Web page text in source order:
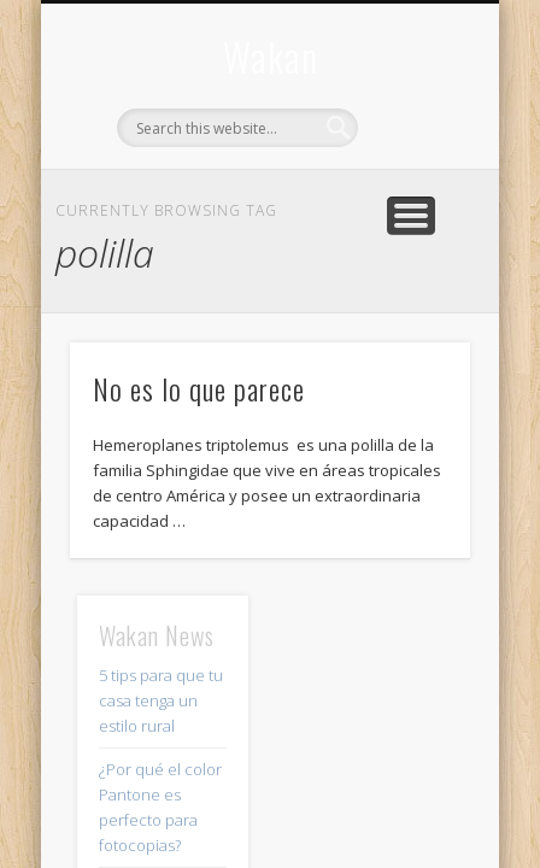
CURRENTLY BROWSING TAG
polilla
No es lo que parece
Hemeroplanes triptolemus es una polilla de la
familia Sphingidae que vive en áreas tropicales
de centro América y posee un extraordinaria
capacidad …
Wakan News
5 tips para que tu
casa tenga un
estilo rural
¿Por qué el color
Pantone es
perfecto para
fotocopias?